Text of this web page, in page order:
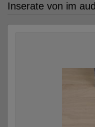
Inserate von im